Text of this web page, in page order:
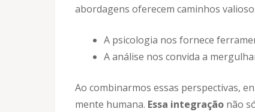
abordagens oferecem caminhos
A psicologia nos fornece
A análise nos convida a
Ao combinarmos essas perspectivas,
mente humana. Essa integração não